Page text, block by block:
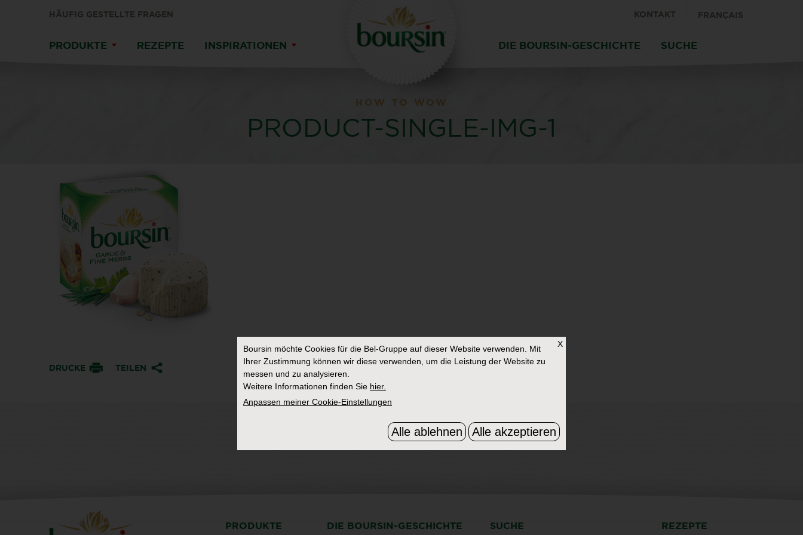
HÄUFIG GESTELLTE FRAGEN FRANÇAIS
KONTAKT
PRODUKTE REZEPTE INSPIRATIONEN DIE BOURSIN-GESCHICHTE SUCHE
HOW TO WOW
PRODUCT-SINGLE-IMG-1
DRUCKE TEILEN
PRODUKTE DIE BOURSIN-GESCHICHTE SUCHE REZEPTE
X
Boursin möchte Cookies für die Bel-Gruppe auf dieser Website verwenden. Mit
Ihrer Zustimmung können wir diese verwenden, um die Leistung der Website zu
messen und zu analysieren.
Weitere Informationen finden Sie hier.
Anpassen meiner Cookie-Einstellungen
Alle ablehnen Alle akzeptieren